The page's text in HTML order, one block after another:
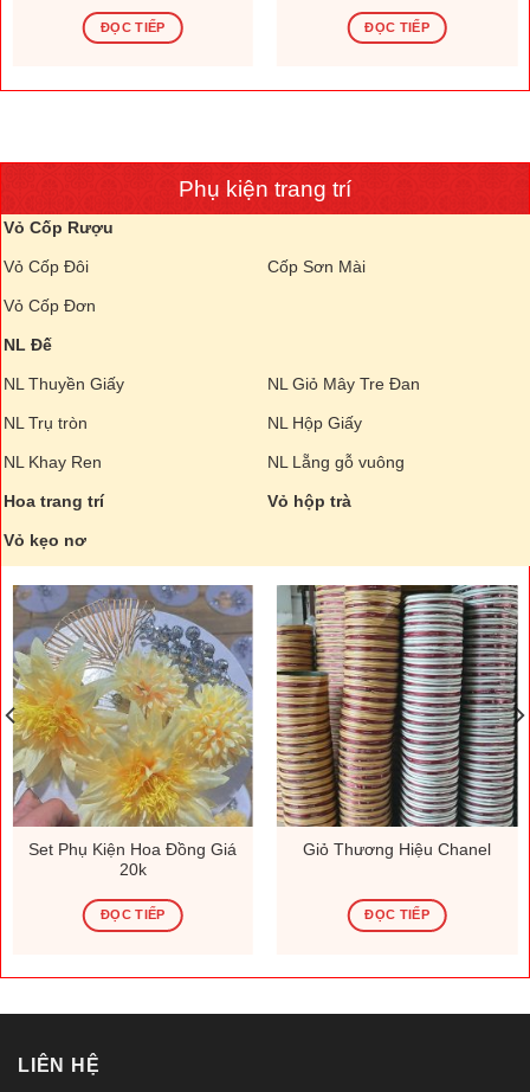
ĐỌC TIẾP ĐỌC TIẾP
Phụ kiện trang trí
Vỏ Cốp Rượu
Vỏ Cốp Đôi Cốp Sơn Mài
Vỏ Cốp Đơn
NL Đế
NL Thuyền Giấy NL Giỏ Mây Tre Đan
NL Trụ tròn NL Hộp Giấy
NL Khay Ren NL Lẵng gỗ vuông
Hoa trang trí Vỏ hộp trà
Vỏ kẹo nơ
Set Phụ Kiện Hoa Đồng Giá
20k
ĐỌC TIẾP
Giỏ Thương Hiệu Chanel
ĐỌC TIẾP
LIÊN HỆ